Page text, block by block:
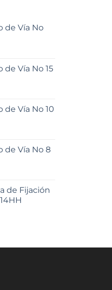
de Vía No
de Vía No 15
de Vía No 10
de Vía No 8
de Fijación